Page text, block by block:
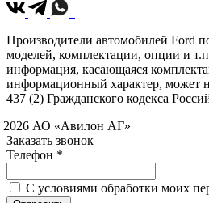
Производители автомобилей Ford
моделей, комплектации, опции и
информация, касающаяся
информационный характер, может
437 (2) Гражданского кодекса
АО «Авилон АГ»
Заказать звонок
Телефон *
C условиями обработки моих